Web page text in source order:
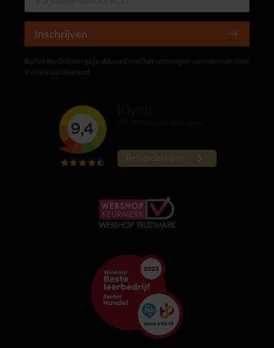
Inschrijven
Bij het inschrijven ga je akkoord met het ontvangen van commerciële
e-mails van Bomont.